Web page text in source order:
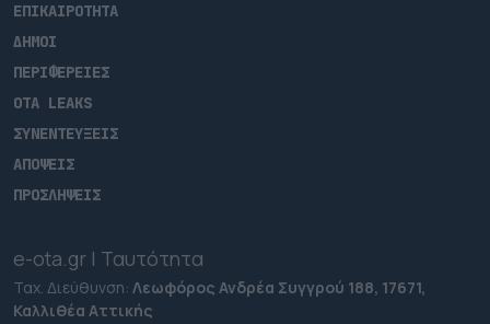
ΕΠΙΚΑΙΡΟΤΗΤΑ
ΔΗΜΟΙ
ΠΕΡΙΦΕΡΕΙΕΣ
OTA LEAKS
ΣΥΝΕΝΤΕΥΞΕΙΣ
ΑΠΟΨΕΙΣ
ΠΡΟΣΛΗΨΕΙΣ
e-ota.gr | Ταυτότητα
Ταχ. Διεύθυνση: Λεωφόρος Ανδρέα Συγγρού 188, 17671,
Καλλιθέα Αττικής